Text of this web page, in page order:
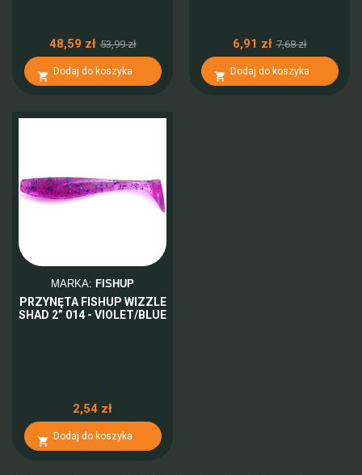
48,59 zł 53,99 zł
 Dodaj do koszyka
6,91 zł 7,68 zł
 Dodaj do koszyka
MARKA: FISHUP
PRZYNĘTA FISHUP WIZZLE
SHAD 2” 014 - VIOLET/BLUE
2,54 zł
 Dodaj do koszyka